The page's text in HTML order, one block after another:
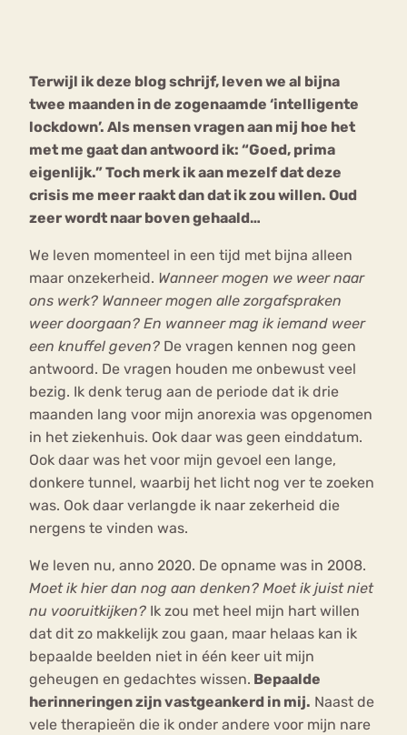
Terwijl ik deze blog schrijf, leven we al bijna
twee maanden in de zogenaamde ‘intelligente
lockdown’. Als mensen vragen aan mij hoe het
met me gaat dan antwoord ik: “Goed, prima
eigenlijk.” Toch merk ik aan mezelf dat deze
crisis me meer raakt dan dat ik zou willen. Oud
zeer wordt naar boven gehaald…
We leven momenteel in een tijd met bijna alleen
maar onzekerheid. Wanneer mogen we weer naar
ons werk? Wanneer mogen alle zorgafspraken
weer doorgaan? En wanneer mag ik iemand weer
een knuffel geven? De vragen kennen nog geen
antwoord. De vragen houden me onbewust veel
bezig. Ik denk terug aan de periode dat ik drie
maanden lang voor mijn anorexia was opgenomen
in het ziekenhuis. Ook daar was geen einddatum.
Ook daar was het voor mijn gevoel een lange,
donkere tunnel, waarbij het licht nog ver te zoeken
was. Ook daar verlangde ik naar zekerheid die
nergens te vinden was.
We leven nu, anno 2020. De opname was in 2008.
Moet ik hier dan nog aan denken? Moet ik juist niet
nu vooruitkijken? Ik zou met heel mijn hart willen
dat dit zo makkelijk zou gaan, maar helaas kan ik
bepaalde beelden niet in één keer uit mijn
geheugen en gedachtes wissen. Bepaalde
herinneringen zijn vastgeankerd in mij. Naast de
vele therapieën die ik onder andere voor mijn nare
Forum
mia
Nerv
osa
Eetstoornis Anorexia Nervosa
Eetbuien Piekeren Sport
Trauma
Orthorexia
Afvallen Angst